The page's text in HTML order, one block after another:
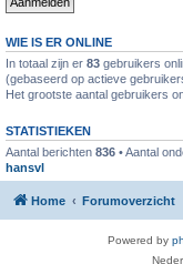
WIE IS ER ONLINE
In totaal zijn er 83 gebruikers
(gebaseerd op actieve
Het grootste aantal gebruikers
STATISTIEKEN
Aantal berichten 836 • Aantal
hansvl
Home Forumoverzicht
Powered by